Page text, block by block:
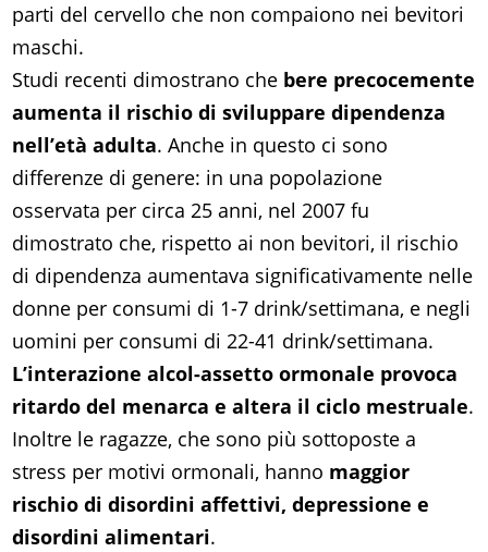
parti del cervello che non compaiono nei bevitori
maschi.
Studi recenti dimostrano che bere precocemente
aumenta il rischio di sviluppare dipendenza
nell’età adulta. Anche in questo ci sono
differenze di genere: in una popolazione
osservata per circa 25 anni, nel 2007 fu
dimostrato che, rispetto ai non bevitori, il rischio
di dipendenza aumentava significativamente nelle
donne per consumi di 1-7 drink/settimana, e negli
uomini per consumi di 22-41 drink/settimana.
L’interazione alcol-assetto ormonale provoca
ritardo del menarca e altera il ciclo mestruale.
Inoltre le ragazze, che sono più sottoposte a
stress per motivi ormonali, hanno maggior
rischio di disordini affettivi, depressione e
disordini alimentari.